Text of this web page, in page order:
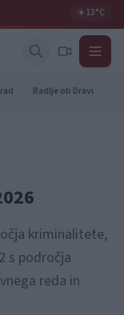
☀️13°C
Radlje ob Dravi
kriminalitete,
s področja
reda in